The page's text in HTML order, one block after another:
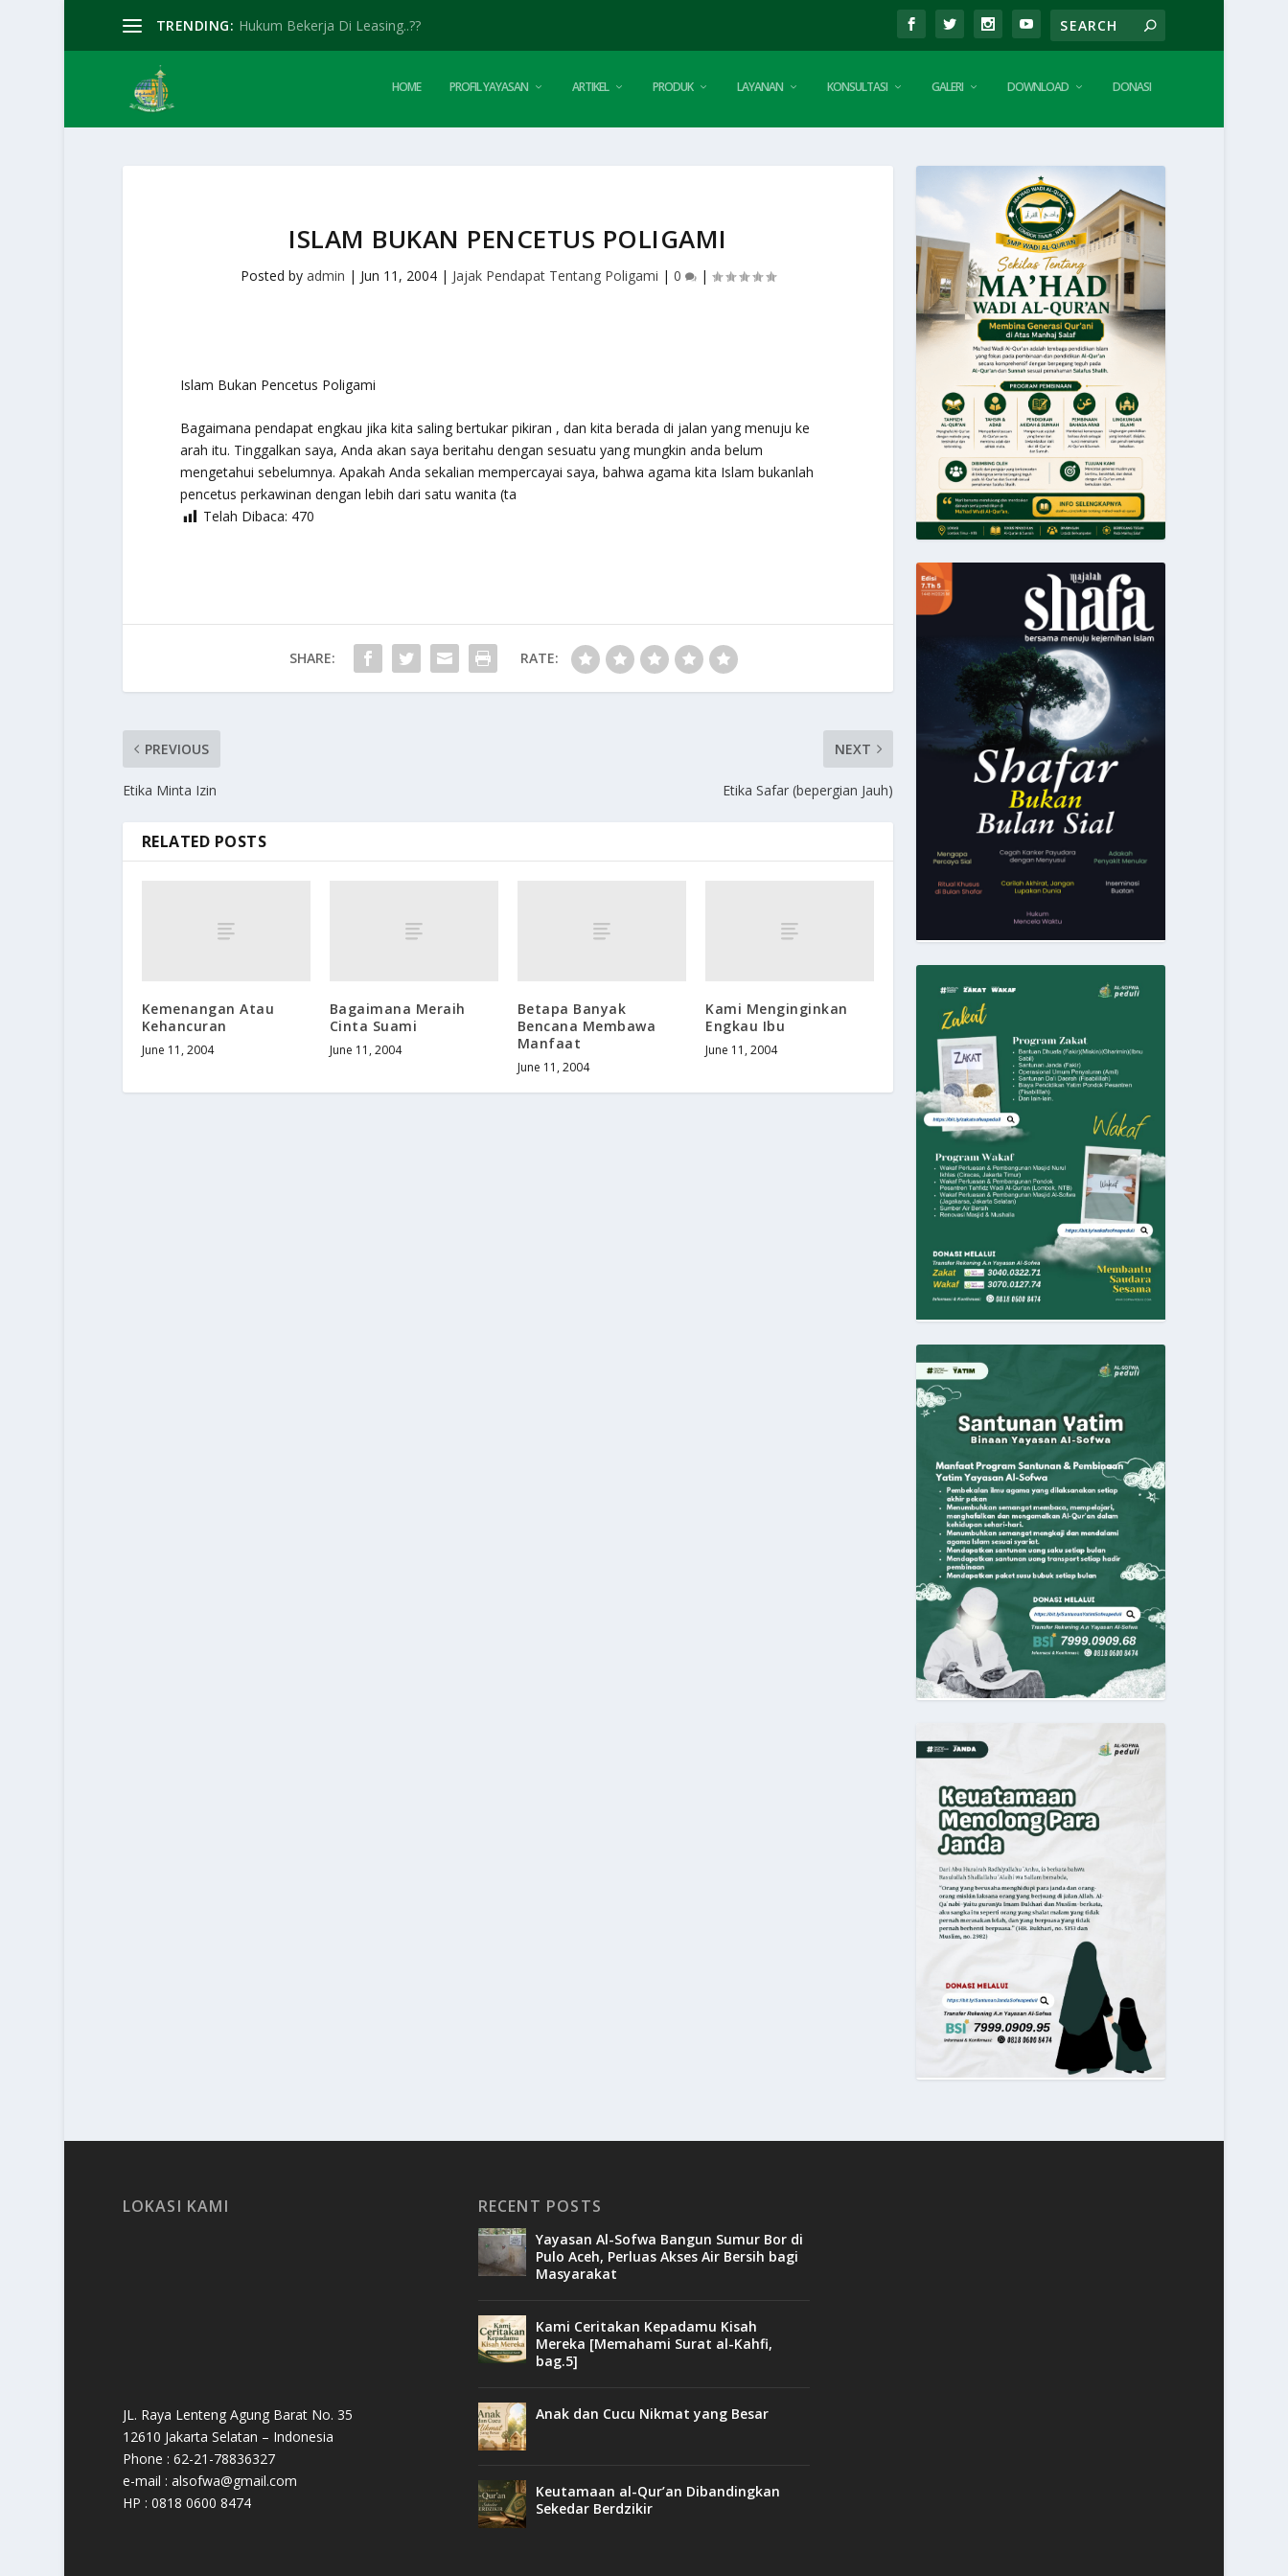
TRENDING: Hukum Bekerja Di Leasing..??
HOME PROFIL YAYASAN ARTIKEL PRODUK LAYANAN KONSULTASI GALERI DOWNLOAD DONASI
ISLAM BUKAN PENCETUS POLIGAMI
Posted by admin | Jun 11, 2004| Jajak Pendapat Tentang Poligami | 0 |
Islam Bukan Pencetus Poligami
Bagaimana pendapat engkau jika kita saling bertukar pikiran , dan kita berada di jalan yang menuju ke
arah itu. Tinggalkan saya, Anda akan saya beritahu dengan sesuatu yang mungkin anda belum
mengetahui sebelumnya. Apakah Anda sekalian mempercayai saya, bahwa agama kita Islam bukanlah
pencetus perkawinan dengan lebih dari satu wanita (ta
Telah Dibaca: 470
SHARE: RATE:
PREVIOUS
Etika Minta Izin
NEXT
Etika Safar (bepergian Jauh)
RELATED POSTS
Kemenangan Atau
Kehancuran
June 11, 2004
Bagaimana Meraih
Cinta Suami
June 11, 2004
Betapa Banyak
Bencana Membawa
Manfaat
June 11, 2004
Kami Menginginkan
Engkau Ibu
June 11, 2004
LOKASI KAMI
JL. Raya Lenteng Agung Barat No. 35
12610 Jakarta Selatan – Indonesia
Phone : 62-21-78836327
e-mail : alsofwa@gmail.com
HP : 0818 0600 8474
RECENT POSTS
Yayasan Al-Sofwa Bangun Sumur Bor di
Pulo Aceh, Perluas Akses Air Bersih bagi
Masyarakat
Kami Ceritakan Kepadamu Kisah
Mereka [Memahami Surat al-Kahfi,
bag.5]
Anak dan Cucu Nikmat yang Besar
Keutamaan al-Qur’an Dibandingkan
Sekedar Berdzikir